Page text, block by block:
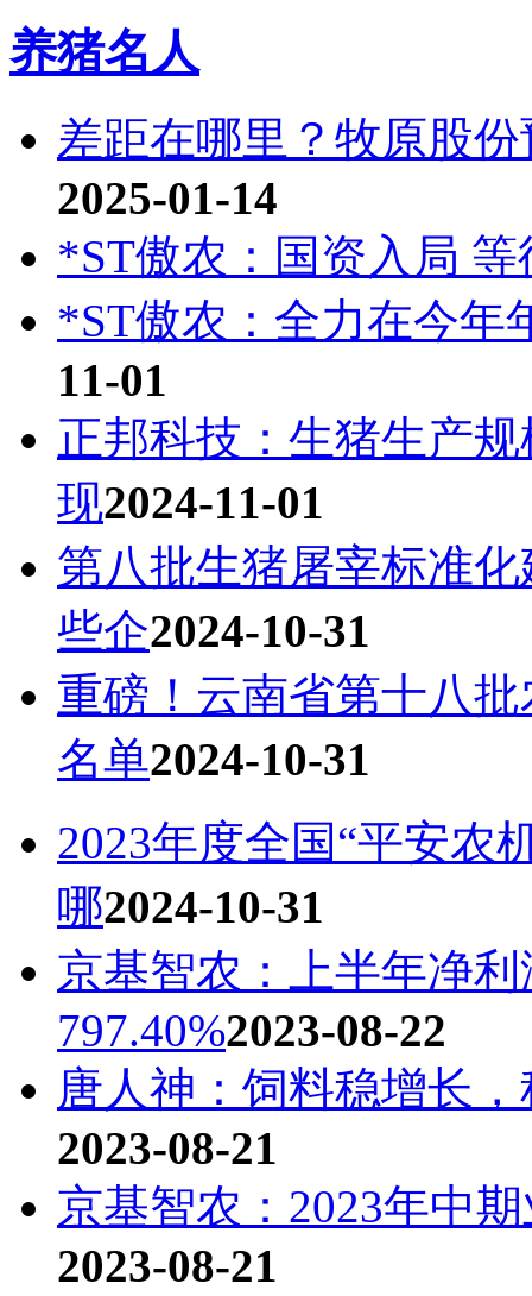
养猪名人
差距在哪里？牧原股
2025-01-14
*ST傲农：国资入局
*ST傲农：全力在今年
11-01
正邦科技：生猪生产
现2024-11-01
第八批生猪屠宰标准
些企2024-10-31
重磅！云南省第十八
名单2024-10-31
2023年度全国“平安农
哪2024-10-31
京基智农：上半年净
797.40%2023-08-22
唐人神：饲料稳增长
2023-08-21
京基智农：2023年中
2023-08-21